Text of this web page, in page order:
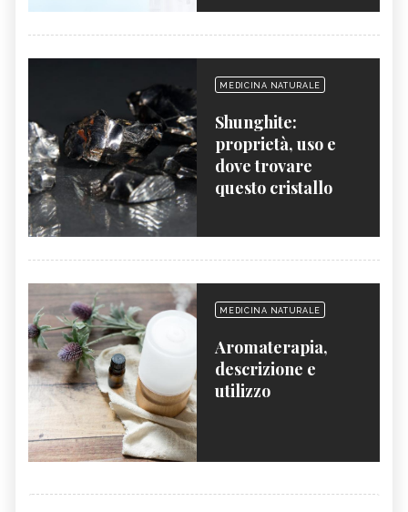
MEDICINA NATURALE
Shunghite:
proprietà, uso e
dove trovare
questo cristallo
MEDICINA NATURALE
Aromaterapia,
descrizione e
utilizzo